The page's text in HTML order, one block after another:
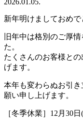
2026.01.05.
新年明けましておめで
旧年中は格別のご厚
た。
たくさんのお客様と
げます。
本年も変わらぬお引
願い申し上げます。
［冬季休業］12月30